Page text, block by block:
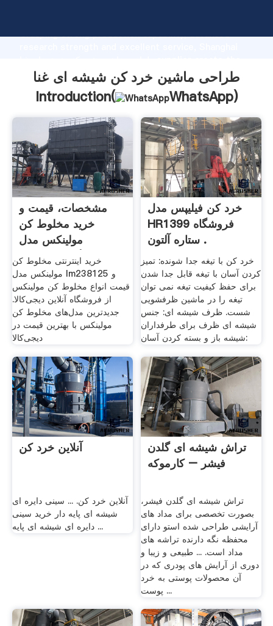
Grasping strong production capability, advanced
value and bring values to all of customers.
طراحی ماشین خرد کن شیشه ای غنا
Introduction(
WhatsApp)
مشخصات، قیمت و
خرید مخلوط کن
مولینکس مدل
LM238125 | دیجی‌کالاخرید اینترنتی مخلوط کن
مولینکس مدل lm238125 و
قیمت انواع مخلوط کن مولینکس
از فروشگاه آنلاین دیجی‌کالا.
جدیدترین مدل‌های مخلوط کن
مولینکس با بهترین قیمت در
دیجی‌کالا
خرد کن فیلیپس مدل
HR1399 فروشگاه
ستاره آلتون .
خرد کن با تیغه جدا شونده: تمیز
کردن آسان با تیغه قابل جدا شدن
برای حفظ کیفیت تیغه نمی توان
تیغه را در ماشین ظرفشویی
شست. ظرف شیشه ای: جنس
شیشه ای ظرف برای طرفداران
شیشه باز و بسته کردن آسان:
آنلاین خرد کن
آنلاین خرد کن. ... سینی دایره ای
شیشه ای پایه دار خرید سینی
دایره ای شیشه ای پایه ...
تراش شیشه ای گلدن
فیشر – کارموکه
تراش شیشه ای گلدن فیشر،
بصورت تخصصی برای مداد های
آرایشی طراحی شده استو دارای
محفظه نگه دارنده تراشه های
مداد است. ... طبیعی و زیبا و
دوری از آرایش های پودری که در
آن محصولات پوستی به خرد
پوست ...